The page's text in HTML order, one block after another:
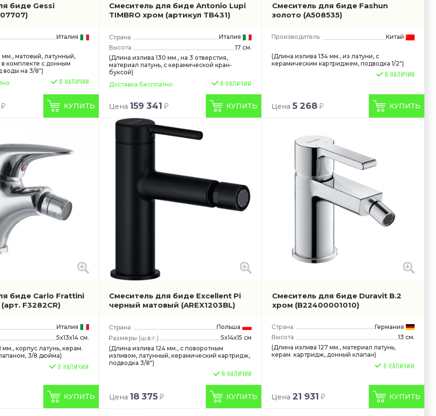
биде Gessi
Италия
мм., матовый, латунный,
комплекте с донным
воды на 3/8")
В НАЛИЧИИ
КУПИТЬ
Смеситель для биде Antonio Lupi
TIMBRO хром (артикул TB431)
Италия
Высота
17 см.
(Длина излива 130 мм., на 3 отверстия,
материал латунь, с керамической кран-
буксой)
Доставка бесплатно
Цена 159 341 КУПИТЬ
Смеситель для биде Fashun
золото (A508535)
Производитель Китай
(Длина излива 134 мм., из латуни, с
керамическим картриджем, подводка 1/2")
В НАЛИЧИИ
Цена 5 268 КУПИТЬ
биде Carlo Frattini
(арт. F3282CR)
Италия
5x13x14 см.
мм., корпус латунь, керам.
3/8 дюйма)
КУПИТЬ
Смеситель для биде Excellent Pi
черный матовый (AREX1203BL)
Польша
(ш.в.г.)
5x14x15 см
(Длина излива 124 мм., с поворотным
изливом, латунный, керамический картридж,
подводка 3/8")
В НАЛИЧИИ
Цена 18 375 КУПИТЬ
Смеситель для биде Duravit B.2
хром (B22400001010)
Страна
Германия
Высота
13 см.
(Длина излива 127 мм., материал латунь,
керам. картридж, донный клапан)
Цена 21 931 КУПИТЬ